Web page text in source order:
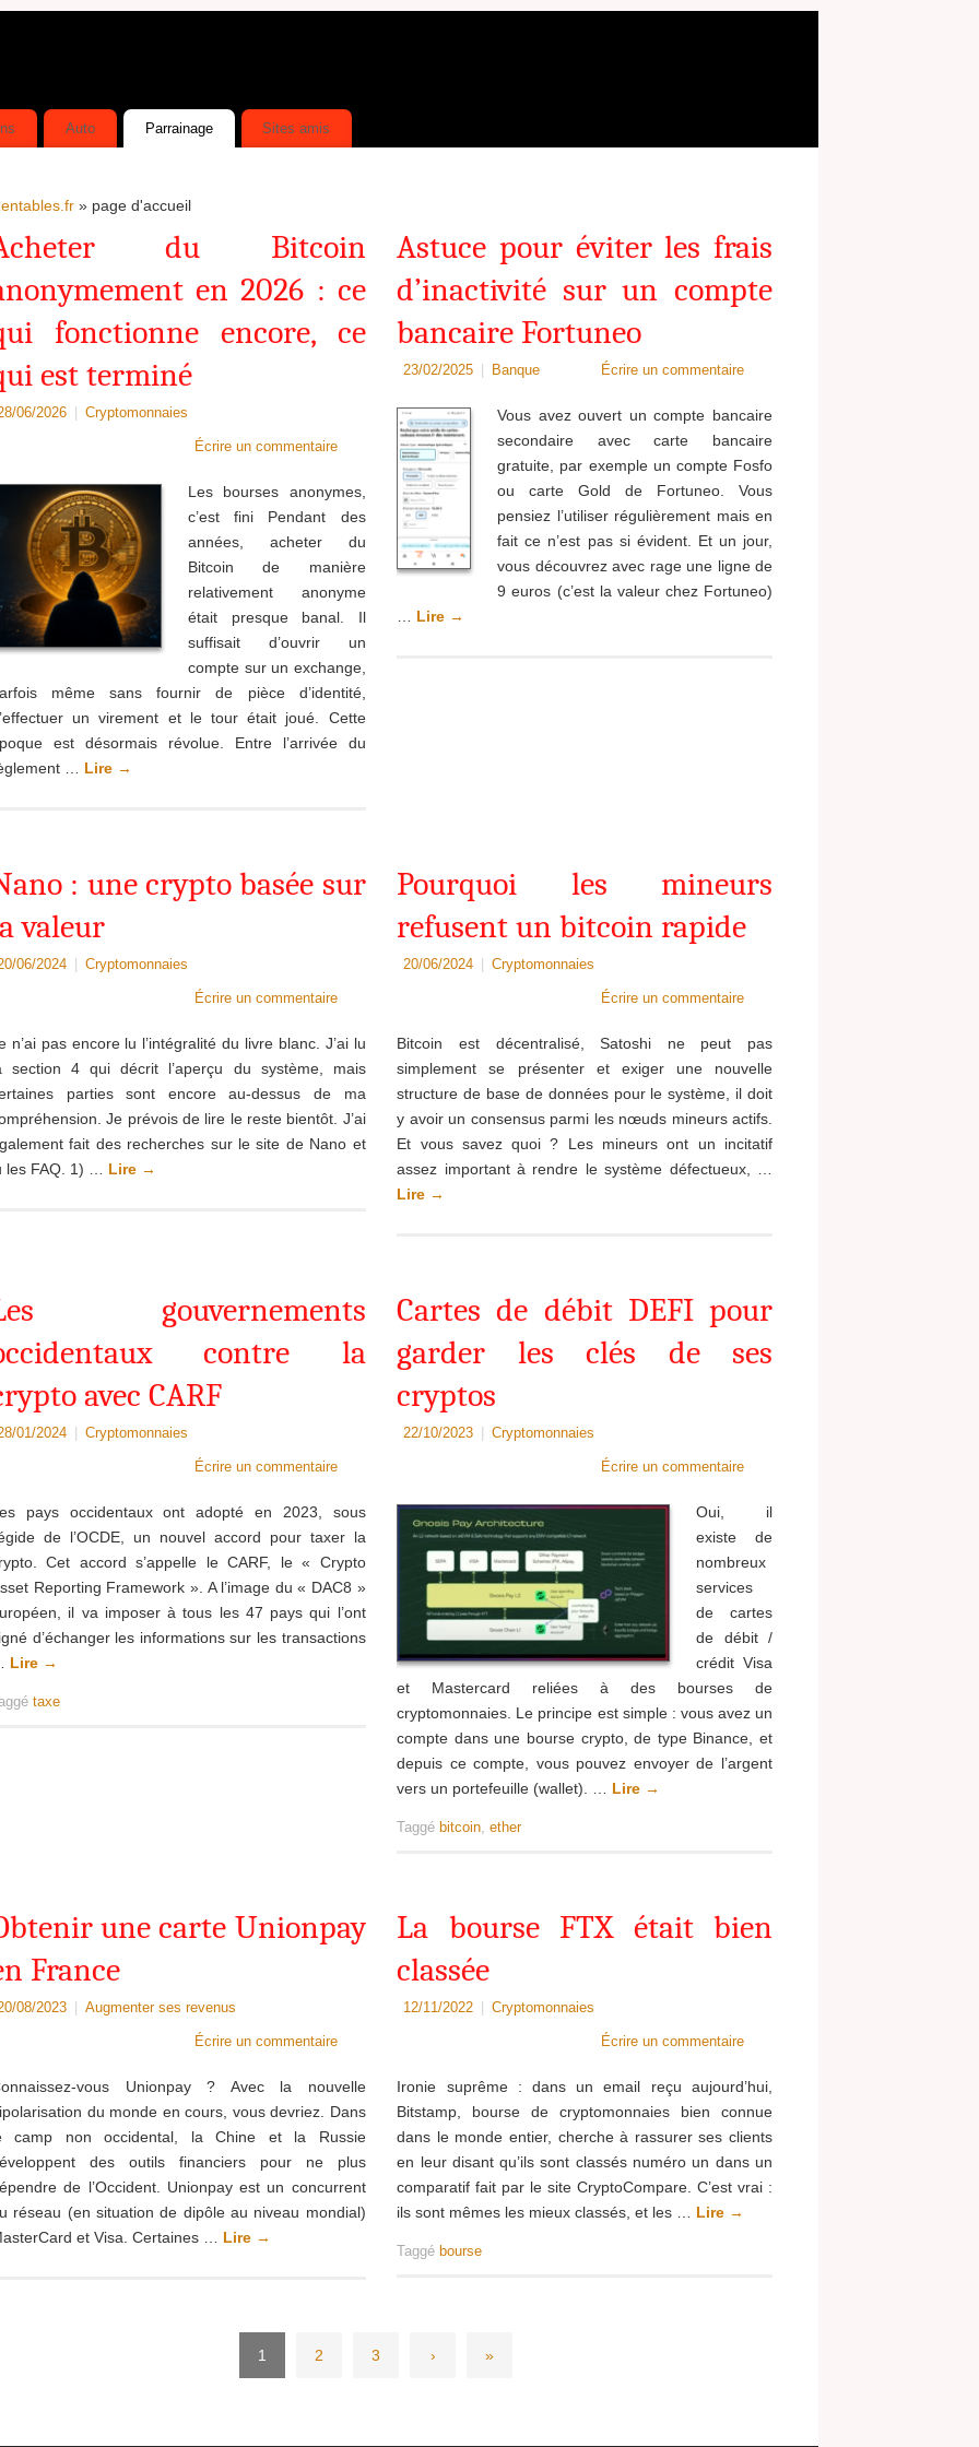
Auto Parrainage Sites amis
» page d'accueil
du Bitcoin
en 2026 : ce
fonctionne encore, ce
est terminé
06/2026 Cryptomonnaies
Écrire un commentaire
Les bourses anonymes,
c’est fini Pendant des
années, acheter du
Bitcoin de manière
relativement anonyme
était presque banal. Il
suffisait d’ouvrir un
compte sur un exchange,
même sans fournir de pièce d’identité,
un virement et le tour était joué. Cette
est désormais révolue. Entre l’arrivée du
… Lire →
Astuce pour éviter les frais
d’inactivité sur un compte
bancaire Fortuneo
23/02/2025 Banque Écrire un commentaire
Vous avez ouvert un compte bancaire
secondaire avec carte bancaire
gratuite, par exemple un compte Fosfo
ou carte Gold de Fortuneo. Vous
pensiez l’utiliser régulièrement mais en
fait ce n’est pas si évident. Et un jour,
vous découvrez avec rage une ligne de
9 euros (c’est la valeur chez Fortuneo)
… Lire →
: une crypto basée sur
valeur
06/2024 Cryptomonnaies
Écrire un commentaire
n’ai pas encore lu l’intégralité du livre blanc. J’ai lu
section 4 qui décrit l’aperçu du système, mais
parties sont encore au-dessus de ma
Je prévois de lire le reste bientôt. J’ai
fait des recherches sur le site de Nano et
les FAQ. 1) … Lire →
Pourquoi les mineurs
refusent un bitcoin rapide
20/06/2024 Cryptomonnaies
Écrire un commentaire
Bitcoin est décentralisé, Satoshi ne peut pas
simplement se présenter et exiger une nouvelle
structure de base de données pour le système, il doit
y avoir un consensus parmi les nœuds mineurs actifs.
Et vous savez quoi ? Les mineurs ont un incitatif
assez important à rendre le système défectueux, …
Lire →
gouvernements
contre la
avec CARF
01/2024 Cryptomonnaies
Écrire un commentaire
pays occidentaux ont adopté en 2023, sous
de l’OCDE, un nouvel accord pour taxer la
Cet accord s’appelle le CARF, le « Crypto
Reporting Framework ». A l’image du « DAC8 »
il va imposer à tous les 47 pays qui l’ont
d’échanger les informations sur les transactions
Lire →
taxe
Cartes de débit DEFI pour
garder les clés de ses
cryptos
22/10/2023 Cryptomonnaies
Écrire un commentaire
Oui, il
existe de
nombreux
services
de cartes
de débit /
crédit Visa
et Mastercard reliées à des bourses de
cryptomonnaies. Le principe est simple : vous avez un
compte dans une bourse crypto, de type Binance, et
depuis ce compte, vous pouvez envoyer de l’argent
vers un portefeuille (wallet). … Lire →
Taggé bitcoin,ether
une carte Unionpay
France
08/2023 Augmenter ses revenus
Écrire un commentaire
vous Unionpay ? Avec la nouvelle
du monde en cours, vous devriez. Dans
camp non occidental, la Chine et la Russie
des outils financiers pour ne plus
de l’Occident. Unionpay est un concurrent
réseau (en situation de dipôle au niveau mondial)
et Visa. Certaines … Lire →
La bourse FTX était bien
classée
12/11/2022 Cryptomonnaies
Écrire un commentaire
Ironie suprême : dans un email reçu aujourd’hui,
Bitstamp, bourse de cryptomonnaies bien connue
dans le monde entier, cherche à rassurer ses clients
en leur disant qu’ils sont classés numéro un dans un
comparatif fait par le site CryptoCompare. C’est vrai :
ils sont mêmes les mieux classés, et les … Lire →
Taggé bourse
1 2 3 › »